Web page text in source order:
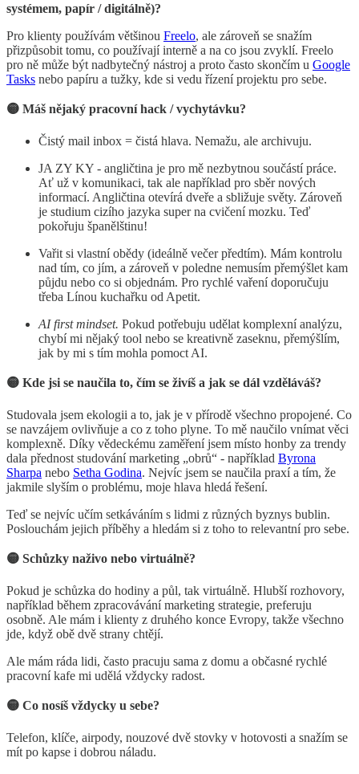
systémem, papír / digitálně)?
Pro klienty používám většinou Freelo, ale zároveň se snažím
přizpůsobit tomu, co používají interně a na co jsou zvyklí. Freelo
pro ně může být nadbytečný nástroj a proto často skončím u Google
Tasks nebo papíru a tužky, kde si vedu řízení projektu pro sebe.
🟡 Máš nějaký pracovní hack / vychytávku?
Čistý mail inbox = čistá hlava. Nemažu, ale archivuju.
JA ZY KY - angličtina je pro mě nezbytnou součástí práce.
Ať už v komunikaci, tak ale například pro sběr nových
informací. Angličtina otevírá dveře a sbližuje světy. Zároveň
je studium cizího jazyka super na cvičení mozku. Teď
pokořuju španělštinu!
Vařit si vlastní obědy (ideálně večer předtím). Mám kontrolu
nad tím, co jím, a zároveň v poledne nemusím přemýšlet kam
půjdu nebo co si objednám. Pro rychlé vaření doporučuju
třeba Línou kuchařku od Apetit.
AI first mindset. Pokud potřebuju udělat komplexní analýzu,
chybí mi nějaký tool nebo se kreativně zaseknu, přemýšlím,
jak by mi s tím mohla pomoct AI.
🟡 Kde jsi se naučila to, čím se živíš a jak se dál vzděláváš?
Studovala jsem ekologii a to, jak je v přírodě všechno propojené. Co
se navzájem ovlivňuje a co z toho plyne. To mě naučilo vnímat věci
komplexně. Díky vědeckému zaměření jsem místo honby za trendy
dala přednost studování marketing „obrů“ - například Byrona
Sharpa nebo Setha Godina. Nejvíc jsem se naučila praxí a tím, že
jakmile slyším o problému, moje hlava hledá řešení.
Teď se nejvíc učím setkáváním s lidmi z různých byznys bublin.
Poslouchám jejich příběhy a hledám si z toho to relevantní pro sebe.
🟡 Schůzky naživo nebo virtuálně?
Pokud je schůzka do hodiny a půl, tak virtuálně. Hlubší rozhovory,
například během zpracovávání marketing strategie, preferuju
osobně. Ale mám i klienty z druhého konce Evropy, takže všechno
jde, když obě dvě strany chtějí.
Ale mám ráda lidi, často pracuju sama z domu a občasné rychlé
pracovní kafe mi udělá vždycky radost.
🟡 Co nosíš vždycky u sebe?
Telefon, klíče, airpody, nouzové dvě stovky v hotovosti a snažím se
mít po kapse i dobrou náladu.